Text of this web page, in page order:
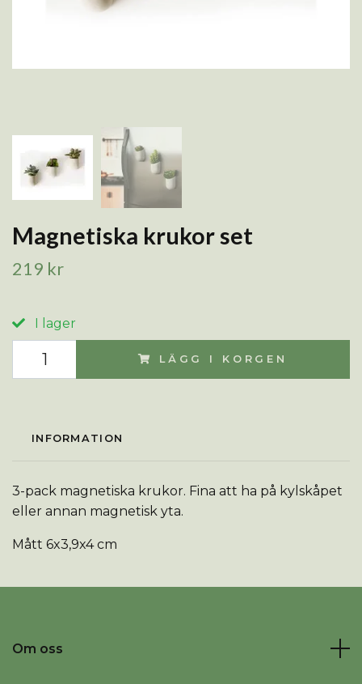
Magnetiska krukor set
219 kr
I lager
LÄGG I KORGEN
INFORMATION
3-pack magnetiska krukor. Fina att ha på kylskåpet
eller annan magnetisk yta.
Mått 6x3,9x4 cm
Om oss